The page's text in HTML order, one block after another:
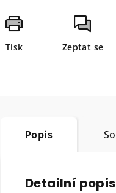
Tisk Zeptat se
Popis
Detailní